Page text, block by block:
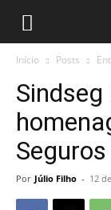
Início Posts
Seguros
Por Júlio Filho - 12